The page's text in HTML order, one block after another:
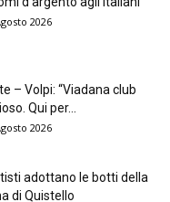
2026
– Volpi: “Viadana club
Qui per...
2026
adottano le botti della
di Quistello